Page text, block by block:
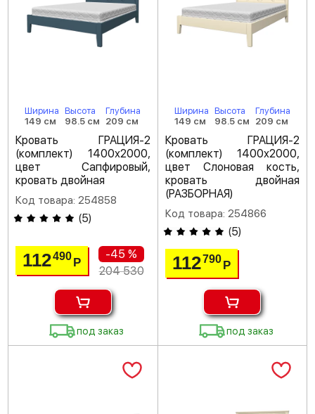
Ширина
149 см
Высота
98.5 см
Глубина
209 см
Кровать ГРАЦИЯ-2
(комплект) 1400х2000,
цвет Сапфировый,
кровать двойная
Код товара: 254858
(5)
112490Р
-45 %
204 530
под заказ
Ширина
149 см
Высота
98.5 см
Глубина
209 см
Кровать ГРАЦИЯ-2
(комплект) 1400х2000,
цвет Слоновая кость,
кровать двойная
(РАЗБОРНАЯ)
Код товара: 254866
(5)
112790 Р
под заказ